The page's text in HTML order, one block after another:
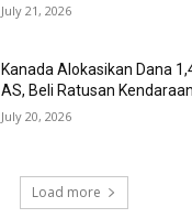
July 21, 2026
Kanada Alokasikan Dana
AS, Beli Ratusan
July 20, 2026
Load more